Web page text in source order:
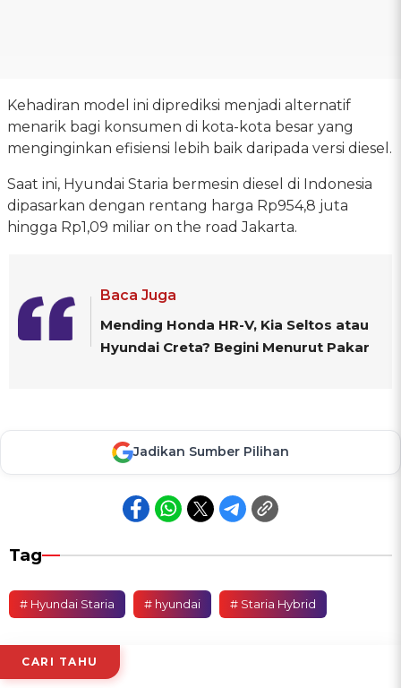
Kehadiran model ini diprediksi menjadi alternatif
menarik bagi konsumen di kota-kota besar yang
menginginkan efisiensi lebih baik daripada versi diesel.
Saat ini, Hyundai Staria bermesin diesel di Indonesia
dipasarkan dengan rentang harga Rp954,8 juta
hingga Rp1,09 miliar on the road Jakarta.
Baca Juga
Mending Honda HR-V, Kia Seltos atau
Hyundai Creta? Begini Menurut Pakar
Jadikan Sumber Pilihan
Tag
# Hyundai Staria # hyundai # Staria Hybrid
CARI TAHU